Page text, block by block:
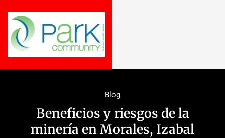
Blog
Beneficios y riesgos de la
minería en Morales, Izabal